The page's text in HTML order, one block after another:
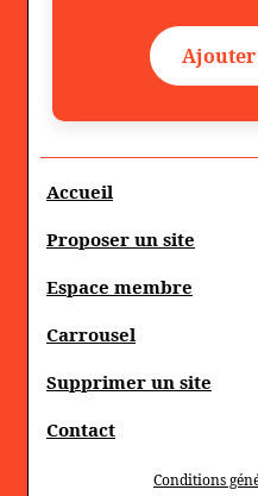
Accueil
Proposer un site
Espace membre
Carrousel
Supprimer un site
Contact
Conditions